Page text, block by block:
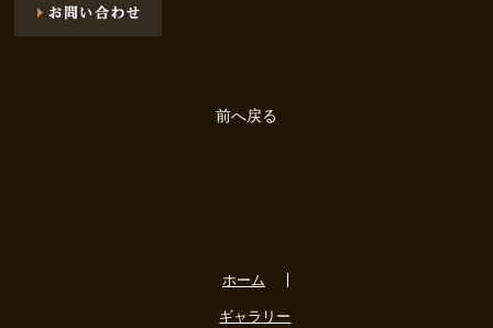
前へ戻る
ホーム
ギャラリー